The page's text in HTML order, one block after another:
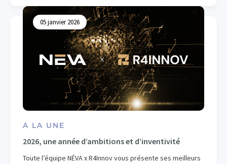
05 janvier 2026
A LA UNE
2026, une année d’ambitions et d’inventivité
Toute l’équipe NÉVA x R4Innov vous présente ses meilleurs